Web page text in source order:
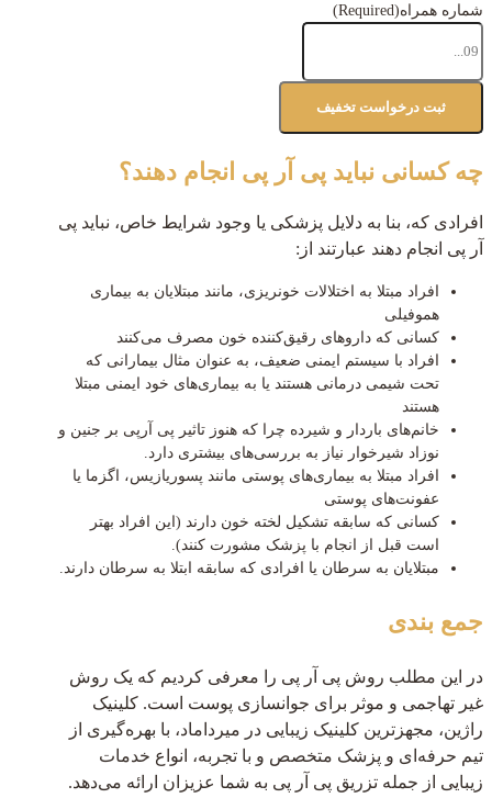
شماره همراه(Required)
چه کسانی نباید پی آر پی انجام دهند؟
افرادی که، بنا به دلایل پزشکی یا وجود شرایط خاص، نباید پی
آر پی انجام دهند عبارتند از:
افراد مبتلا به اختلالات خونریزی، مانند مبتلایان به بیماری
هموفیلی
کسانی که داروهای رقیق‌کننده خون مصرف می‌کنند
افراد با سیستم ایمنی ضعیف، به عنوان مثال بیمارانی که
تحت شیمی درمانی هستند یا به بیماری‌های خود ایمنی مبتلا
هستند
خانم‌های باردار و شیرده چرا که هنوز تاثیر پی آرپی بر جنین و
نوزاد شیرخوار نیاز به بررسی‌های بیشتری دارد.
افراد مبتلا به بیماری‌های پوستی مانند پسوریازیس، اگزما یا
عفونت‌های پوستی
کسانی که سابقه تشکیل لخته خون دارند (این افراد بهتر
است قبل از انجام با پزشک مشورت کنند).
مبتلایان به سرطان یا افرادی که سابقه ابتلا به سرطان دارند.
جمع بندی
در این مطلب روش پی آر پی را معرفی کردیم که یک روش
غیر تهاجمی و موثر برای جوانسازی پوست است. کلینیک
راژین، مجهزترین کلینیک زیبایی در میرداماد، با بهره‌گیری از
تیم حرفه‌ای و پزشک متخصص و با تجربه، انواع خدمات
زیبایی از جمله تزریق پی آر پی به شما عزیزان ارائه می‌دهد.